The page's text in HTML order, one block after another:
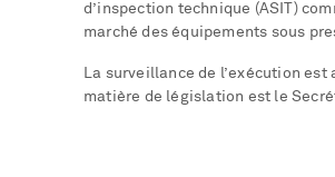
d’inspection technique (ASIT)
marché des équipements sous
La surveillance de l’exécution est
matière de législation est le